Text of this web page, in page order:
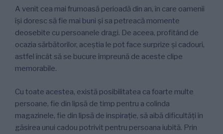
A venit cea mai frumoasă perioadă din an, în care oamenii
își doresc să fie mai buni și sa petreacă momente
deosebite cu persoanele dragi. De aceea, profitând de
ocazia sărbătorilor, aceștia le pot face surprize și cadouri,
astfel încât să se bucure împreună de aceste clipe
memorabile.
Cu toate acestea, există posibilitatea ca foarte multe
persoane, fie din lipsă de timp pentru a colinda
magazinele, fie din lipsă de inspirație, să aibă dificultăți în
găsirea unui cadou potrivit pentru persoana iubită. Prin